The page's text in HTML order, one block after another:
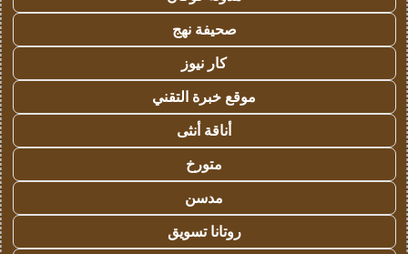
صحيفة نهج
كار نيوز
موقع خبرة التقني
أناقة أنثى
متورخ
مدسن
روتانا تسويق